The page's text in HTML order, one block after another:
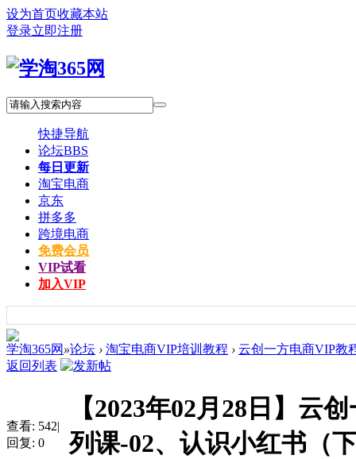
设为首页收藏本站
登录立即注册
快捷导航
论坛BBS
每日更新
淘宝电商
京东
拼多多
跨境电商
免费会员
VIP试看
加入VIP
学淘365网 »论坛 › 淘宝电商VIP培训教程 › 云创一方电商VIP教
返回列表
查看: 542|
回复: 0
【2023年02月28日】云
列课-02、认识小红书（